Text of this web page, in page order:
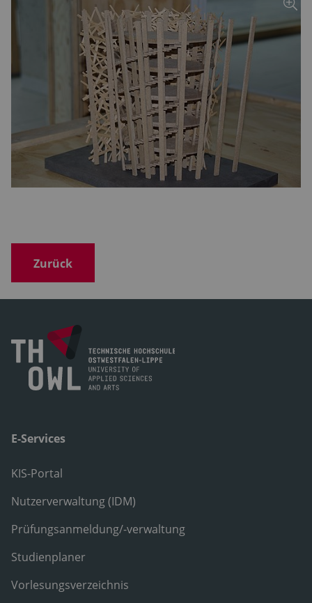
Zurück
E-Services
KIS-Portal
Nutzerverwaltung (IDM)
Prüfungsanmeldung/-verwaltung
Studienplaner
Vorlesungsverzeichnis